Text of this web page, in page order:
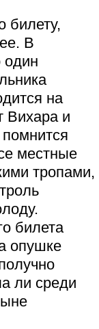
билету,
В
один
на
Вихара и
местные
тропами,
билета
опушке
ли среди